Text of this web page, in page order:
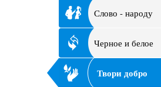
Слово - народу
Черное и белое
Твори добро